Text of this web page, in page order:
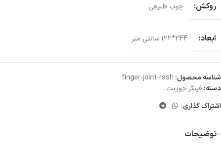
روکش: چوب طبیعی
ابعاد: 244*122 سانتی‌ متر
شناسه محصول: finger-joint-rash
دسته: فینگر‌ جوینت
اشتراک گذاری:
توضیحات